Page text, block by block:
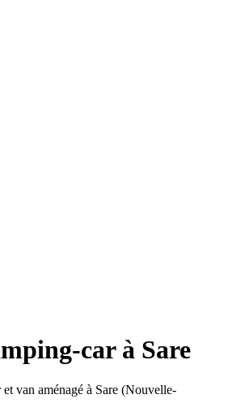
car à Sare
van aménagé à Sare (Nouvelle-